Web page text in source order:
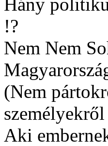
!?
Nem Nem
(Nem
Aki